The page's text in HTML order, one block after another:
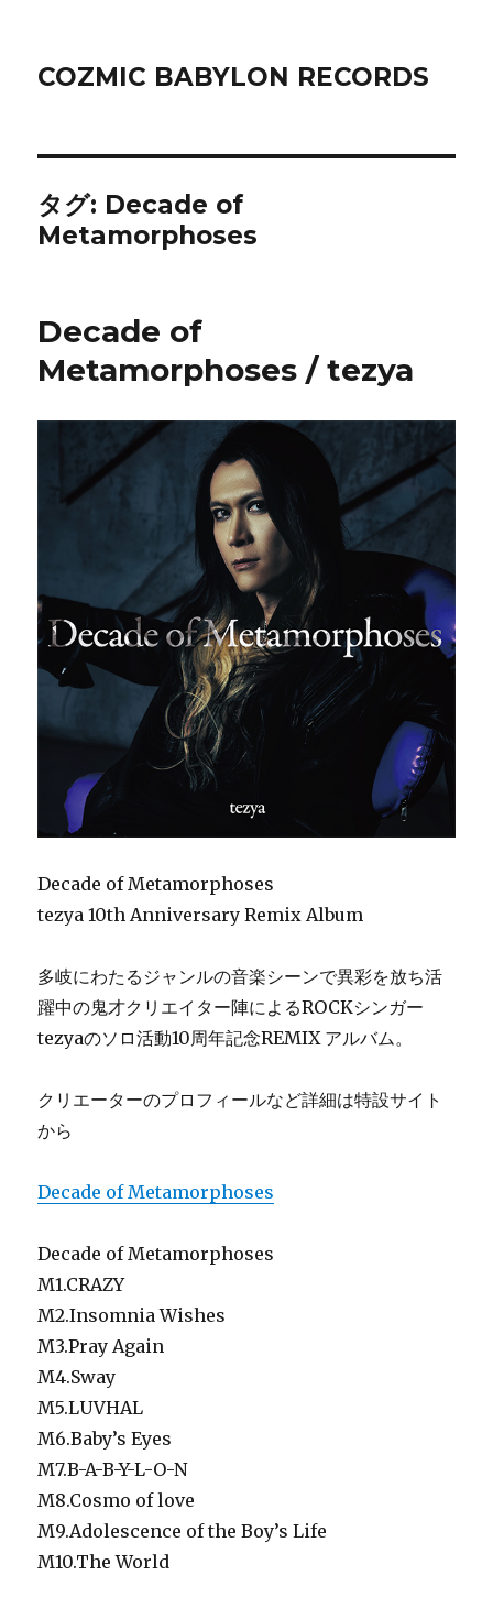
COZMIC BABYLON RECORDS
タグ: Decade of
Metamorphoses
Decade of
Metamorphoses / tezya
Decade of Metamorphoses
tezya 10th Anniversary Remix Album
多岐にわたるジャンルの音楽シーンで異彩を放ち活
躍中の鬼才クリエイター陣によるROCKシンガー
tezyaのソロ活動10周年記念REMIX アルバム。
クリエーターのプロフィールなど詳細は特設サイト
から
Decade of Metamorphoses
Decade of Metamorphoses
M1.CRAZY
M2.Insomnia Wishes
M3.Pray Again
M4.Sway
M5.LUVHAL
M6.Baby’s Eyes
M7.B-A-B-Y-L-O-N
M8.Cosmo of love
M9.Adolescence of the Boy’s Life
M10.The World